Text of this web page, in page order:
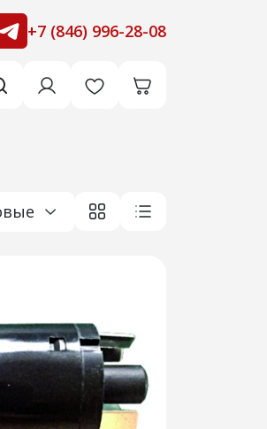
+7 (846) 996-28-08